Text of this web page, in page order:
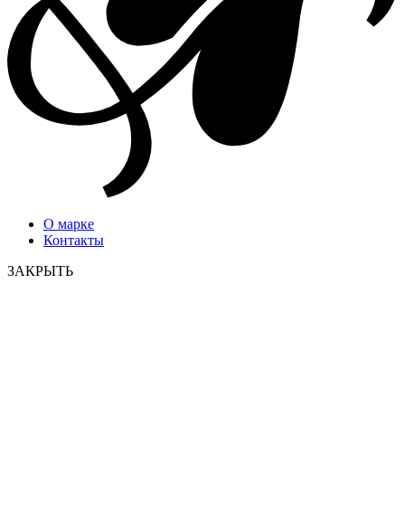
О марке
Контакты
ЗАКРЫТЬ